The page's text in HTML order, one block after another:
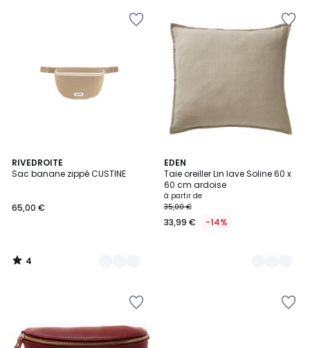
RIVEDROITE
Sac banane zippé CUSTINE
65,00 €
4
/
8
Couleurs
4
/
EDEN
Taie oreiller Lin lave Soline 60 x
60 cm ardoise
à partir de
35,00 €
33,99 € -14%
9
Couleurs